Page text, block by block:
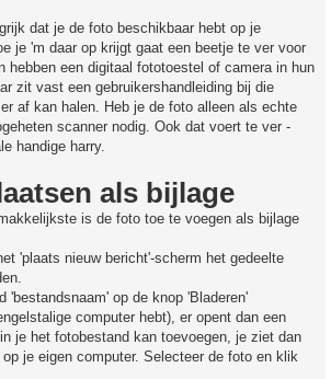
dat je de foto beschikbaar hebt op je
je 'm daar op krijgt gaat een beetje te ver voor
hebben een digitaal fototoestel of camera in hun
zit vast een gebruikershandleiding bij die
af kan halen. Heb je de foto alleen als echte
scanner nodig. Ook dat voert te ver -
handige harry.
als bijlage
is de foto toe te voegen als bijlage
'plaats nieuw bericht'-scherm het gedeelte
'bestandsnaam' op de knop 'Bladeren'
computer hebt), er opent dan een
je het fotobestand kan toevoegen, je ziet dan
je eigen computer. Selecteer de foto en klik